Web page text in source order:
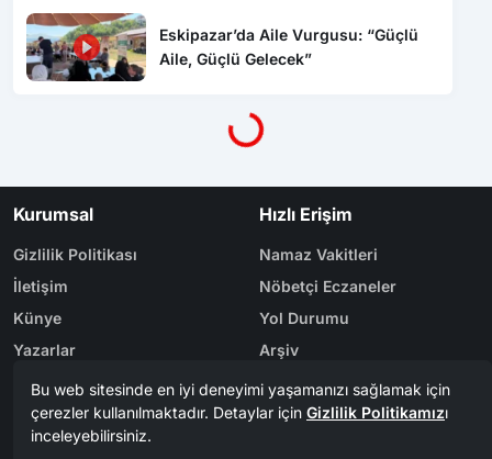
Eskipazar’da Aile Vurgusu: “Güçlü
Aile, Güçlü Gelecek”
Yükleniyor...
Kurumsal
Gizlilik Politikası
İletişim
Künye
Yazarlar
Reklam
Hızlı Erişim
Namaz Vakitleri
Nöbetçi Eczaneler
Yol Durumu
Arşiv
Bölge Haberleri